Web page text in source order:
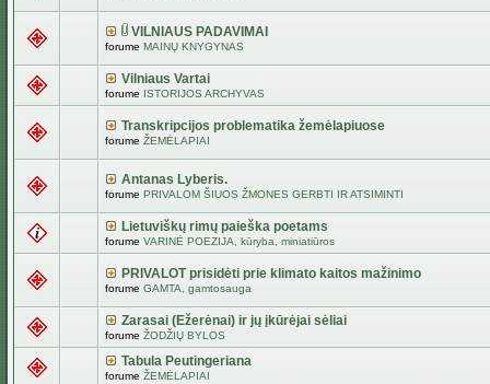
VILNIAUS PADAVIMAI
forume MAINŲ KNYGYNAS
Vilniaus Vartai
forume ISTORIJOS ARCHYVAS
Transkripcijos problematika žemėlapiuose
forume ŽEMĖLAPIAI
Antanas Lyberis.
forume PRIVALOM ŠIUOS ŽMONES GERBTI IR ATSIMINTI
Lietuviškų rimų paieška poetams
forume VARINĖ POEZIJA, kūryba, miniatiūros
PRIVALOT prisidėti prie klimato kaitos mažinimo
forume GAMTA, gamtosauga
Zarasai (Ežerėnai) ir jų įkūrėjai sėliai
forume ŽODŽIŲ BYLOS
Tabula Peutingeriana
forume ŽEMĖLAPIAI